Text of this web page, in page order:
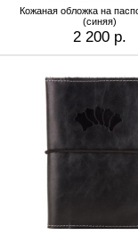
Кожаная обложка на
(синяя)
2 200 р.